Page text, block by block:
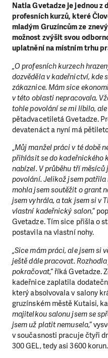
Natia Gvetadze je jednou
profesních kurzů, které
mladým Gruzíncům ze
možnost zvýšit svou
uplatnění na místním trhu
„O profesních kurzech
dozvěděla v kadeřnictví, kde
zákaznice. Mám sice
v této oblasti nepracovala.
tohle povolání se mi líbilo,
pětadvacetiletá Gvetadze.
devatenáct a nyní má
„Můj manžel práci v té době
přihlásit se do kadeřnického
nabízel. V průběhu tří
povolání. Jelikož jsem
mohla jsem soutěžit o grant
jsem vyhrála, a tak jsem si v
vlastní kadeřnický salon,“
Gvetadze. Tím sice přišla o
postavila na vlastní nohy.
„Sice mám práci, ale jsem si
ještě dále pracovat.
pokračovat,“ říká Gvetadze.
kadeřnice zaplatila
který absolvovala v salony
gruzínském městě Kutaisi,
majitelkou salonu jsem se
jsem už platit nemusela,“
v současnosti pracuje čtyři
300 GEL, tedy asi 3600 korun.